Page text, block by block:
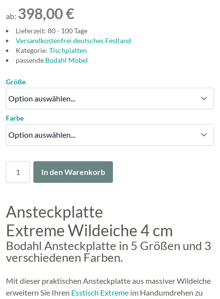
ab: 398,00 €
Lieferzeit: 80 - 100 Tage
Versandkostenfrei deutsches Festland
Kategorie: Tischplatten
passende Bodahl Möbel
In den Warenkorb
Größe
Farbe
Ansteckplatte
Extreme Wildeiche 4 cm
Bodahl Ansteckplatte in 5 Größen und 3
verschiedenen Farben.
Mit dieser praktischen Ansteckplatte aus massiver Wildeiche
erweitern Sie Ihren Esstisch Extreme im Handumdrehen zu